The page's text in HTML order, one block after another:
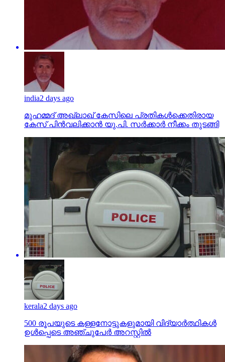
india2 days ago
മുഹമ്മദ് അഖ്‌ലാഖ് കേസിലെ പ്രതികള്‍ക്കെതിരായ
കേസ് പിന്‍വലിക്കാന്‍ യു.പി. സര്‍ക്കാര്‍ നീക്കം തുടങ്ങി
kerala2 days ago
500 രൂപയുടെ കള്ളനോട്ടുകളുമായി വിദ്യാര്‍ത്ഥികള്‍
ഉള്‍പ്പെടെ അഞ്ചുപേര്‍ അറസ്റ്റില്‍